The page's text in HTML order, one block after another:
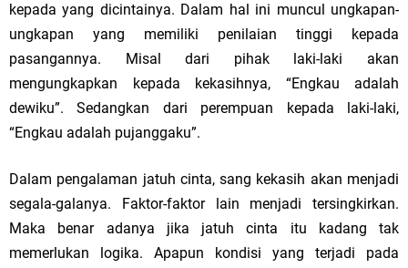
kepada yang dicintainya. Dalam hal ini muncul ungkapan-
ungkapan yang memiliki penilaian tinggi kepada
pasangannya. Misal dari pihak laki-laki akan
mengungkapkan kepada kekasihnya, “Engkau adalah
dewiku”. Sedangkan dari perempuan kepada laki-laki,
“Engkau adalah pujanggaku”.
Dalam pengalaman jatuh cinta, sang kekasih akan menjadi
segala-galanya. Faktor-faktor lain menjadi tersingkirkan.
Maka benar adanya jika jatuh cinta itu kadang tak
memerlukan logika. Apapun kondisi yang terjadi pada